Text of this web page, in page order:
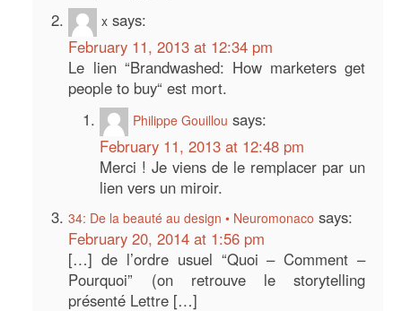
x says:
February 11, 2013 at 12:34 pm
Le lien “Brandwashed: How marketers get
people to buy“ est mort.
Philippe Gouillou says:
February 11, 2013 at 12:48 pm
Merci ! Je viens de le remplacer par un
lien vers un miroir.
34: De la beauté au design • Neuromonaco says:
February 20, 2014 at 1:56 pm
[…] de l’ordre usuel “Quoi – Comment –
Pourquoi” (on retrouve le storytelling
présenté Lettre […]